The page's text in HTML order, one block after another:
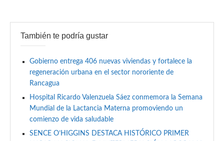
También te podría gustar
Gobierno entrega 406 nuevas viviendas y fortalece la
regeneración urbana en el sector nororiente de
Rancagua
Hospital Ricardo Valenzuela Sáez conmemora la Semana
Mundial de la Lactancia Materna promoviendo un
comienzo de vida saludable
SENCE O’HIGGINS DESTACA HISTÓRICO PRIMER